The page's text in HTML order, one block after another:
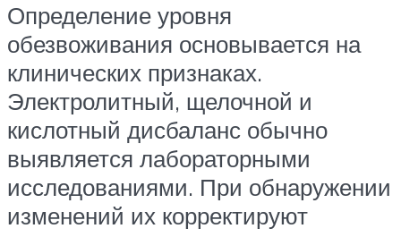
Определение уровня
обезвоживания основывается на
клинических признаках.
Электролитный, щелочной и
кислотный дисбаланс обычно
выявляется лабораторными
исследованиями. При обнаружении
изменений их корректируют